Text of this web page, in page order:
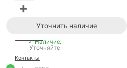
Контакты
+
Уточнить наличие
Купить в 1 клик
✓ Наличие:
Уточняйте